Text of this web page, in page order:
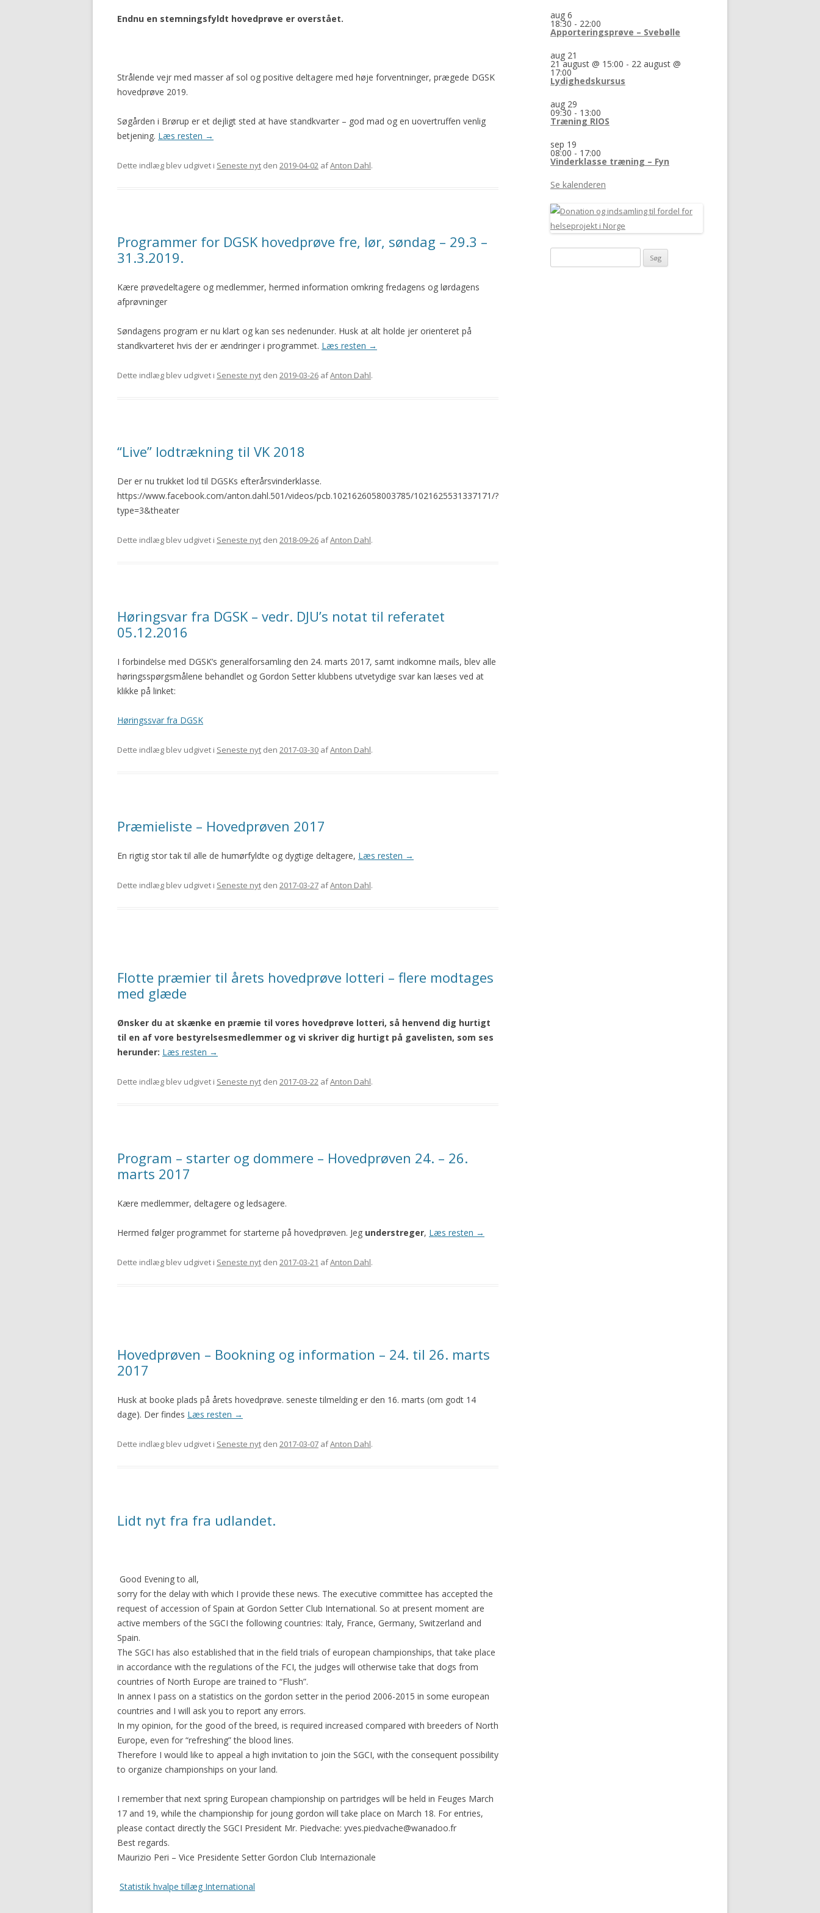
OPRINDELSE
PRIVATLIVSPOLITIK
MOBILEPAY
GENERALFORSAMLINGER
Endnu en stemningsfyldt hovedprøve er overstået.
Strålende vejr med masser af sol og positive deltagere med høje forventninger, prægede DGSK
hovedprøve 2019.
Søgården i Brørup er et dejligt sted at have standkvarter – god mad og en uovertruffen venlig
betjening. Læs resten →
Dette indlæg blev udgivet i Seneste nyt den 2019-04-02 afAnton Dahl.
Programmer for DGSK hovedprøve fre, lør, søndag – 29.3 –
31.3.2019.
Kære prøvedeltagere og medlemmer, hermed information omkring fredagens og lørdagens
afprøvninger
Søndagens program er nu klart og kan ses nedenunder. Husk at alt holde jer orienteret på
standkvarteret hvis der er ændringer i programmet. Læs resten →
Dette indlæg blev udgivet i Seneste nyt den 2019-03-26 afAnton Dahl.
“Live” lodtrækning til VK 2018
Der er nu trukket lod til DGSKs efterårsvinderklasse.
https://www.facebook.com/anton.dahl.501/videos/pcb.1021626058003785/1021625531337171/?
type=3&theater
Dette indlæg blev udgivet i Seneste nyt den 2018-09-26 afAnton Dahl.
Høringsvar fra DGSK – vedr. DJU’s notat til referatet
05.12.2016
I forbindelse med DGSK’s generalforsamling den 24. marts 2017, samt indkomne mails, blev alle
høringsspørgsmålene behandlet og Gordon Setter klubbens utvetydige svar kan læses ved at
klikke på linket:
Høringssvar fra DGSK
Dette indlæg blev udgivet i Seneste nyt den 2017-03-30 afAnton Dahl.
Præmieliste – Hovedprøven 2017
En rigtig stor tak til alle de humørfyldte og dygtige deltagere, Læs resten →
Dette indlæg blev udgivet i Seneste nyt den 2017-03-27 afAnton Dahl.
Flotte præmier til årets hovedprøve lotteri – flere modtages
med glæde
Ønsker du at skænke en præmie til vores hovedprøve lotteri, så henvend dig hurtigt
til en af vore bestyrelsesmedlemmer og vi skriver dig hurtigt på gavelisten, som ses
herunder: Læs resten →
Dette indlæg blev udgivet i Seneste nyt den 2017-03-22 afAnton Dahl.
Program – starter og dommere – Hovedprøven 24. – 26.
marts 2017
Kære medlemmer, deltagere og ledsagere.
Hermed følger programmet for starterne på hovedprøven. Jeg understreger, Læs resten →
Dette indlæg blev udgivet i Seneste nyt den 2017-03-21 afAnton Dahl.
Hovedprøven – Bookning og information – 24. til 26. marts
2017
Husk at booke plads på årets hovedprøve. seneste tilmelding er den 16. marts (om godt 14
dage). Der findes Læs resten →
Dette indlæg blev udgivet i Seneste nyt den 2017-03-07 afAnton Dahl.
Lidt nyt fra fra udlandet.
Good Evening to all,
sorry for the delay with which I provide these news. The executive committee has accepted the
request of accession of Spain at Gordon Setter Club International. So at present moment are
active members of the SGCI the following countries: Italy, France, Germany, Switzerland and
Spain.
The SGCI has also established that in the field trials of european championships, that take place
in accordance with the regulations of the FCI, the judges will otherwise take that dogs from
countries of North Europe are trained to “Flush”.
In annex I pass on a statistics on the gordon setter in the period 2006-2015 in some european
countries and I will ask you to report any errors.
In my opinion, for the good of the breed, is required increased compared with breeders of North
Europe, even for “refreshing” the blood lines.
Therefore I would like to appeal a high invitation to join the SGCI, with the consequent possibility
to organize championships on your land.
I remember that next spring European championship on partridges will be held in Feuges March
17 and 19, while the championship for joung gordon will take place on March 18. For entries,
please contact directly the SGCI President Mr. Piedvache: yves.piedvache@wanadoo.fr
Best regards.
Maurizio Peri – Vice Presidente Setter Gordon Club Internazionale
Statistik hvalpe tillæg International
aug 6
18:30 - 22:00
Apporteringsprøve – Svebølle
aug 21
21 august @ 15:00 - 22 august @
17:00
Lydighedskursus
aug 29
09:30 - 13:00
Træning RIOS
sep 19
08:00 - 17:00
Vinderklasse træning – Fyn
Se kalenderen
efter: